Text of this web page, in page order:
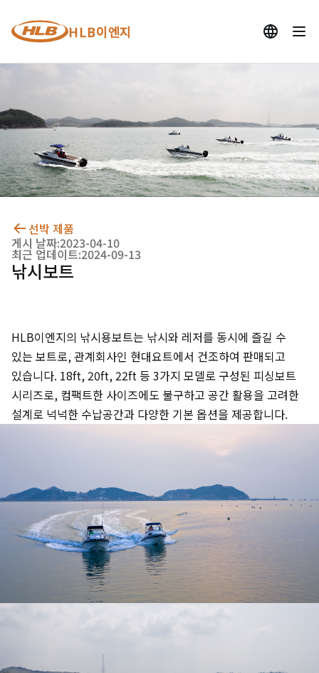
HLB이엔지
선박 제품
게시 날짜:2023-04-10
최근 업데이트:2024-09-13
낚시보트
HLB이엔지의 낚시용보트는 낚시와 레저를 동시에 즐길 수
있는 보트로, 관계회사인 현대요트에서 건조하여 판매되고
있습니다. 18ft, 20ft, 22ft 등 3가지 모델로 구성된 피싱보트
시리즈로, 컴팩트한 사이즈에도 불구하고 공간 활용을 고려한
설계로 넉넉한 수납공간과 다양한 기본 옵션을 제공합니다.